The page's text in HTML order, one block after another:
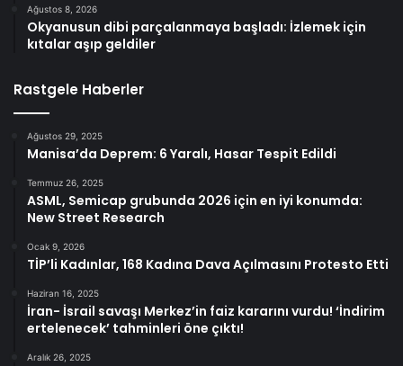
Ağustos 8, 2026
Okyanusun dibi parçalanmaya başladı: İzlemek için
kıtalar aşıp geldiler
Rastgele Haberler
Ağustos 29, 2025
Manisa’da Deprem: 6 Yaralı, Hasar Tespit Edildi
Temmuz 26, 2025
ASML, Semicap grubunda 2026 için en iyi konumda:
New Street Research
Ocak 9, 2026
TİP’li Kadınlar, 168 Kadına Dava Açılmasını Protesto Etti
Haziran 16, 2025
İran- İsrail savaşı Merkez’in faiz kararını vurdu! ‘İndirim
ertelenecek’ tahminleri öne çıktı!
Aralık 26, 2025